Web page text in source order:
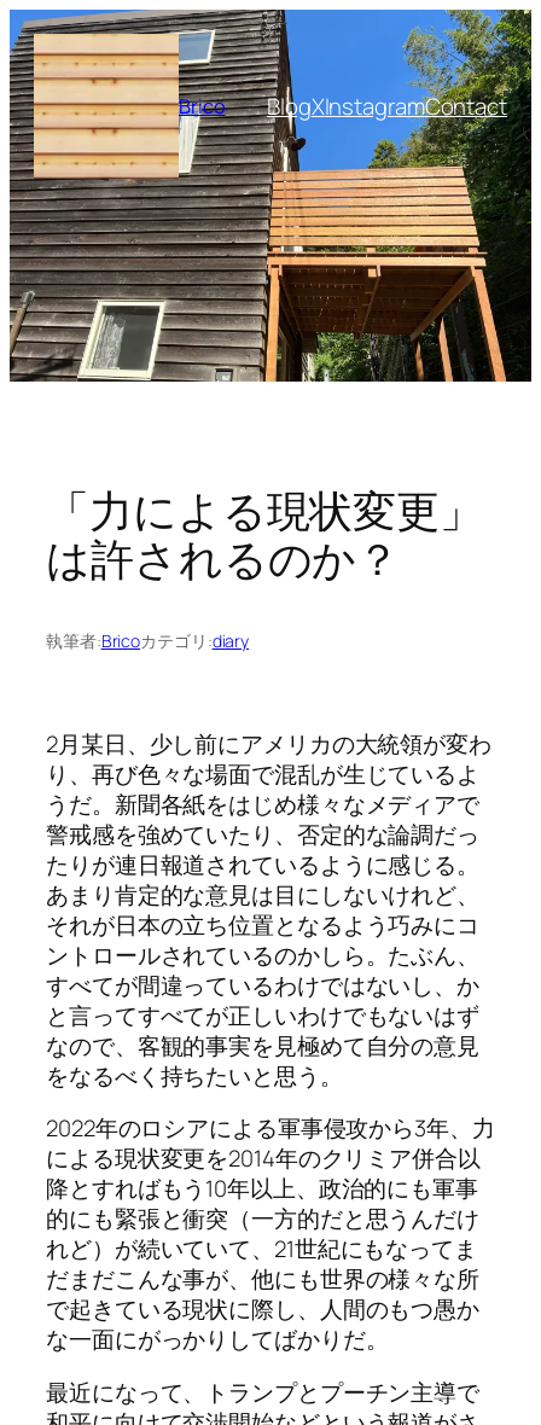
内
容
を
ス
キ
ッ
プ
Brico BlogXInstagramContact
「力による現状変更」
は許されるのか？
執筆者:Bricoカテゴリ:diary
2月某日、少し前にアメリカの大統領が変わ
り、再び色々な場面で混乱が生じているよ
うだ。新聞各紙をはじめ様々なメディアで
警戒感を強めていたり、否定的な論調だっ
たりが連日報道されているように感じる。
あまり肯定的な意見は目にしないけれど、
それが日本の立ち位置となるよう巧みにコ
ントロールされているのかしら。たぶん、
すべてが間違っているわけではないし、か
と言ってすべてが正しいわけでもないはず
なので、客観的事実を見極めて自分の意見
をなるべく持ちたいと思う。
2022年のロシアによる軍事侵攻から3年、力
による現状変更を2014年のクリミア併合以
降とすればもう10年以上、政治的にも軍事
的にも緊張と衝突（一方的だと思うんだけ
れど）が続いていて、21世紀にもなってま
だまだこんな事が、他にも世界の様々な所
で起きている現状に際し、人間のもつ愚か
な一面にがっかりしてばかりだ。
最近になって、トランプとプーチン主導で